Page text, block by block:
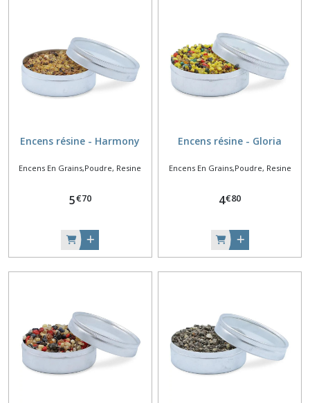
Encens résine - Harmony
Encens En Grains,Poudre, Resine
5€70
Encens résine - Gloria
Encens En Grains,Poudre, Resine
4€80